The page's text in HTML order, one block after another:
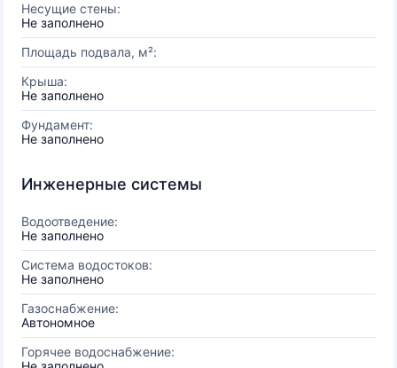
Несущие стены:
Не заполнено
Площадь подвала, м²:
Крыша:
Не заполнено
Фундамент:
Не заполнено
Инженерные системы
Водоотведение:
Не заполнено
Система водостоков:
Не заполнено
Газоснабжение:
Автономное
Горячее водоснабжение: